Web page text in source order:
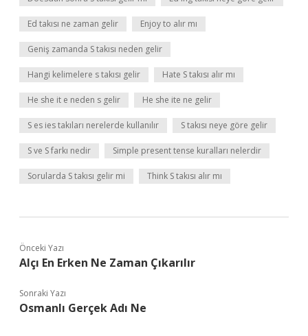
Ed takısı ne zaman gelir Enjoy to alır mı
Geniş zamanda S takısı neden gelir
Hangi kelimelere s takısı gelir Hate S takısı alır mı
He she it e neden s gelir He she ite ne gelir
S es ies takıları nerelerde kullanılır S takısı neye göre gelir
S ve S farkı nedir Simple present tense kuralları nelerdir
Sorularda S takısı gelir mi Think S takısı alır mı
Önceki Yazı
Alçı En Erken Ne Zaman Çıkarılır
Sonraki Yazı
Osmanlı Gerçek Adı Ne